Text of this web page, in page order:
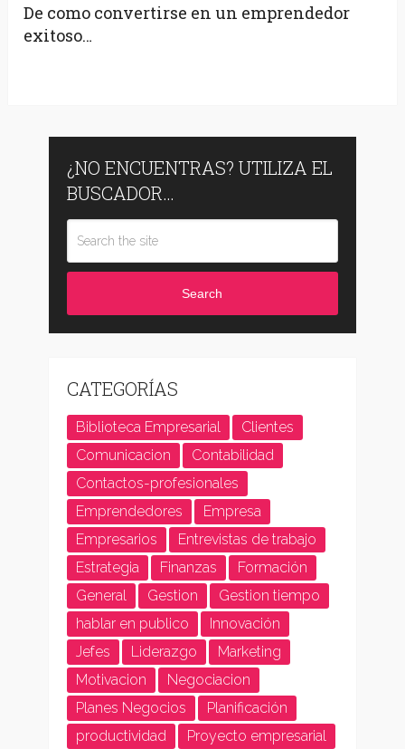
De como convertirse en un emprendedor
exitoso…
¿NO ENCUENTRAS? UTILIZA EL
BUSCADOR…
Search
CATEGORÍAS
Biblioteca Empresarial
Clientes
Comunicacion
Contabilidad
Contactos-profesionales
Emprendedores
Empresa
Empresarios
Entrevistas de trabajo
Estrategia
Finanzas
Formación
General
Gestion
Gestion tiempo
hablar en publico
Innovación
Jefes
Liderazgo
Marketing
Motivacion
Negociacion
Planes Negocios
Planificación
productividad
Proyecto empresarial